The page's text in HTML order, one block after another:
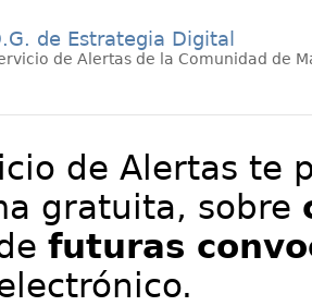
de Estrategia Digital
de Alertas de la Comunidad de
de Alertas te
gratuita, sobre
futuras